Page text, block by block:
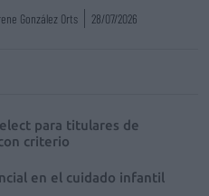
González Orts 28/07/2026
para titulares de
criterio
en el cuidado infantil